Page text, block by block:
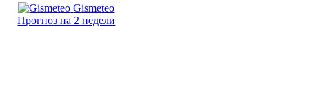
Gismeteo
Прогноз на 2 недели